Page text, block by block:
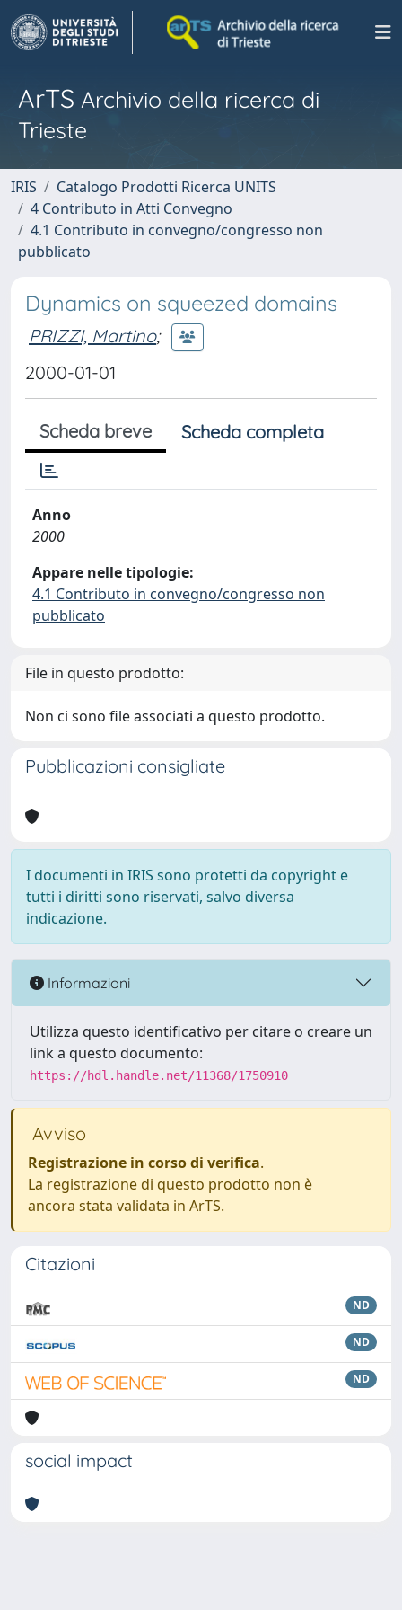
ArTS Archivio della ricerca di
Trieste
IRIS
Catalogo Prodotti Ricerca UNITS
4 Contributo in Atti Convegno
4.1 Contributo in convegno/congresso non
pubblicato
Dynamics on squeezed domains
PRIZZI, Martino;
2000-01-01
Scheda breve Scheda completa
Anno
2000
Appare nelle tipologie:
4.1 Contributo in convegno/congresso non
pubblicato
File in questo prodotto:
Non ci sono file associati a questo prodotto.
Pubblicazioni consigliate
I documenti in IRIS sono protetti da copyright e
tutti i diritti sono riservati, salvo diversa
indicazione.
Informazioni
Utilizza questo identificativo per citare o creare un
link a questo documento:
https://hdl.handle.net/11368/1750910
Avviso
Registrazione in corso di verifica.
La registrazione di questo prodotto non è
ancora stata validata in ArTS.
Citazioni
ND
ND
ND
social impact